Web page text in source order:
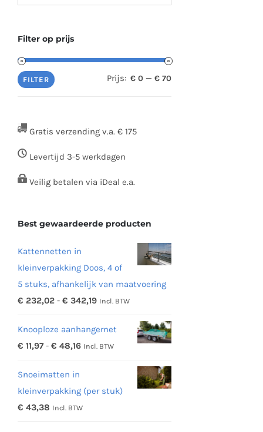
Filter op prijs
Min.
Max.
FILTER Prijs: € 0 —€ 70
Gratis verzending v.a. € 175
Levertijd 3-5 werkdagen
Veilig betalen via iDeal e.a.
Best gewaardeerde producten
Kattennetten in
kleinverpakking Doos, 4 of
5 stuks, afhankelijk van maatvoering
€ 232,02 - € 342,19Prijsklasse:
tot
€ 342,19
Incl. BTW
Knooploze aanhangernet
€ 11,97 - € 48,16Prijsklasse:
€ 48,16
Incl. BTW
Snoeimatten in
kleinverpakking (per stuk)
€ 43,38 Incl. BTW